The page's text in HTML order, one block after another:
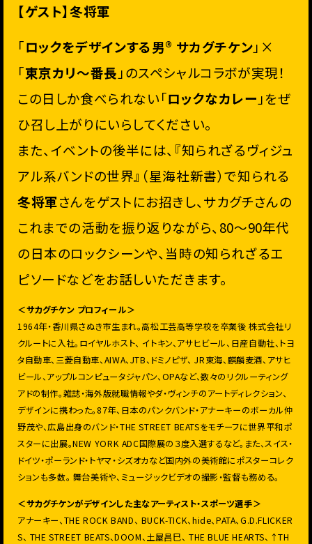
【ゲスト】冬将軍
「ロックをデザインする男®︎ サカグチケン」×
「東京カリ〜番長 」のスペシャルコラボが実現！
この日しか食べられない「ロックなカレー 」をぜ
ひ召し上がりにいらしてください。
また、イベントの後半には、『知られざるヴィジュ
アル系バンドの世界』（星海社新書）で知られる
冬将軍さんをゲストにお招きし、サカグチさんの
これまでの活動を振り返りながら、80〜90年代
の日本のロックシーンや、当時の知られざるエ
ピソードなどをお話しいただきます。
＜サカグチケン プロフィール＞
1964年・香川県さぬき市生まれ。高松工芸高等学校を卒業後 株式会社リ
クルートに入社。ロイヤルホスト、 イトキン、アサヒビール、日産自動社、トヨ
タ自動車、三菱自動車、AIWA、JTB、ドミノピザ、 JR東海、麒麟麦酒、アサヒ
ビール、アップルコンピュータジャパン、OPAなど、数々のリクルーティング
アドの制作。雑誌・海外版就職情報やダ・ヴィンチのアートディレクション、
デザインに携わった。87年、日本のパンクバンド・アナーキーのボーカル仲
野茂や、広島出身のバンド・THE STREET BEATSをモチーフに世界平和ポ
スターに出展。NEW YORK ADC国際展の３度入選するなど。また、スイス・
ドイツ・ポーランド・トヤマ・シズオカなど国内外の美術館にポスターコレク
ションも多数。 舞台美術や、ミュージックビデオの撮影・監督も務める。
＜サカグチケンがデザインした主なアーティスト・スポーツ選手＞
アナーキー、THE ROCK BAND、 BUCK-TICK、hide、PATA、G.D.FLICKER
S、 THE STREET BEATS、DOOM、土屋昌巳、 THE BLUE HEARTS、↑TH